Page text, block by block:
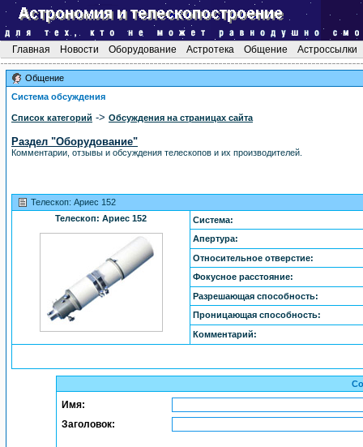
Главная Новости Оборудование Астротека Общение Астроссылки
Общение
Система обсуждения
Список категорий -> Обсуждения на страницах сайта
Раздел "Оборудование"
Комментарии, отзывы и обсуждения телескопов и их производителей.
Телескоп: Ариес 152
Телескоп: Ариес 152
Система:
Апертура:
Относительное отверстие:
Фокусное расстояние:
Разрешающая способность:
Проницающая способность:
Комментарий:
Имя:
Заголовок: